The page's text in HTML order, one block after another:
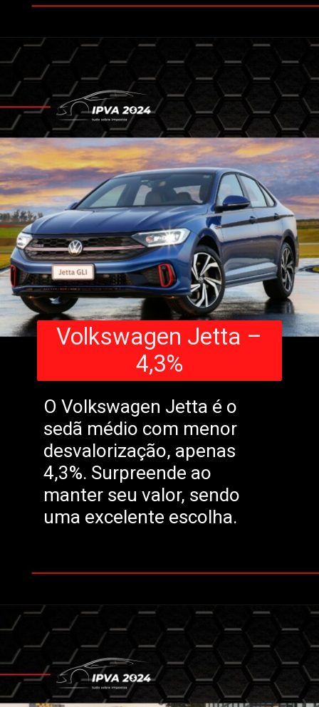
O Volkswagen Jetta é o
sedã médio com menor
desvalorização, apenas
4,3%. Surpreende ao
manter seu valor, sendo
uma excelente escolha.
Volkswagen Jetta –
4,3%